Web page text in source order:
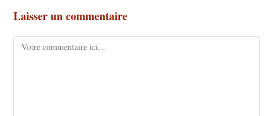
Laisser un commentaire